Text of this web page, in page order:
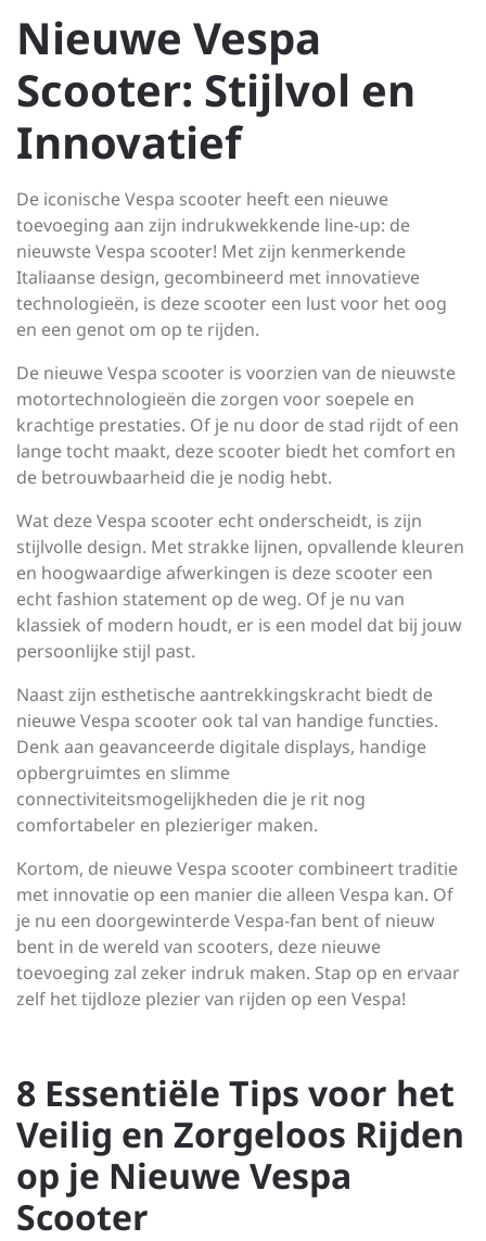
Nieuwe Vespa
Scooter: Stijlvol en
Innovatief
De iconische Vespa scooter heeft een nieuwe
toevoeging aan zijn indrukwekkende line-up: de
nieuwste Vespa scooter! Met zijn kenmerkende
Italiaanse design, gecombineerd met innovatieve
technologieën, is deze scooter een lust voor het oog
en een genot om op te rijden.
De nieuwe Vespa scooter is voorzien van de nieuwste
motortechnologieën die zorgen voor soepele en
krachtige prestaties. Of je nu door de stad rijdt of een
lange tocht maakt, deze scooter biedt het comfort en
de betrouwbaarheid die je nodig hebt.
Wat deze Vespa scooter echt onderscheidt, is zijn
stijlvolle design. Met strakke lijnen, opvallende kleuren
en hoogwaardige afwerkingen is deze scooter een
echt fashion statement op de weg. Of je nu van
klassiek of modern houdt, er is een model dat bij jouw
persoonlijke stijl past.
Naast zijn esthetische aantrekkingskracht biedt de
nieuwe Vespa scooter ook tal van handige functies.
Denk aan geavanceerde digitale displays, handige
opbergruimtes en slimme
connectiviteitsmogelijkheden die je rit nog
comfortabeler en plezieriger maken.
Kortom, de nieuwe Vespa scooter combineert traditie
met innovatie op een manier die alleen Vespa kan. Of
je nu een doorgewinterde Vespa-fan bent of nieuw
bent in de wereld van scooters, deze nieuwe
toevoeging zal zeker indruk maken. Stap op en ervaar
zelf het tijdloze plezier van rijden op een Vespa!
8 Essentiële Tips voor het
Veilig en Zorgeloos Rijden
op je Nieuwe Vespa
Scooter